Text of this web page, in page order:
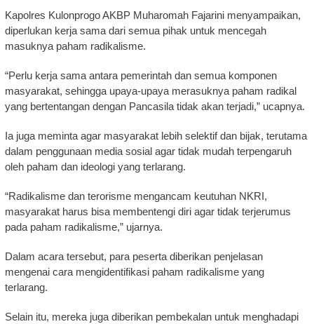
Kapolres Kulonprogo AKBP Muharomah Fajarini menyampaikan,
diperlukan kerja sama dari semua pihak untuk mencegah
masuknya paham radikalisme.
“Perlu kerja sama antara pemerintah dan semua komponen
masyarakat, sehingga upaya-upaya merasuknya paham radikal
yang bertentangan dengan Pancasila tidak akan terjadi,” ucapnya.
Ia juga meminta agar masyarakat lebih selektif dan bijak, terutama
dalam penggunaan media sosial agar tidak mudah terpengaruh
oleh paham dan ideologi yang terlarang.
“Radikalisme dan terorisme mengancam keutuhan NKRI,
masyarakat harus bisa membentengi diri agar tidak terjerumus
pada paham radikalisme,” ujarnya.
Dalam acara tersebut, para peserta diberikan penjelasan
mengenai cara mengidentifikasi paham radikalisme yang
terlarang.
Selain itu, mereka juga diberikan pembekalan untuk menghadapi